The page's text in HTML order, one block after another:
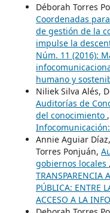
Déborah Torres
Coordenadas
de gestión de la
impulse la
Núm. 11 (2016):
humano y
Niliek Silva Alés,
Auditorías de
del conocimiento ,
Annie Aguiar
Torres Ponjuán,
gobiernos locales ,
TRANSPARENCIA
PÚBLICA: ENTRE
ACCESO A LA